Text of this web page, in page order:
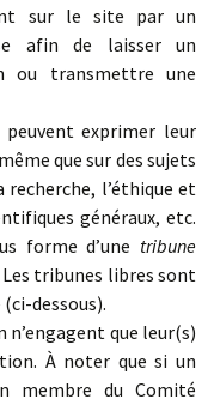
sur le site par un
afin de laisser un
ou transmettre une
exprimer leur
que sur des sujets
l’éthique et
généraux, etc.
forme d’une tribune
tribunes libres sont
dessous).
que leur(s)
À noter que si un
membre du Comité